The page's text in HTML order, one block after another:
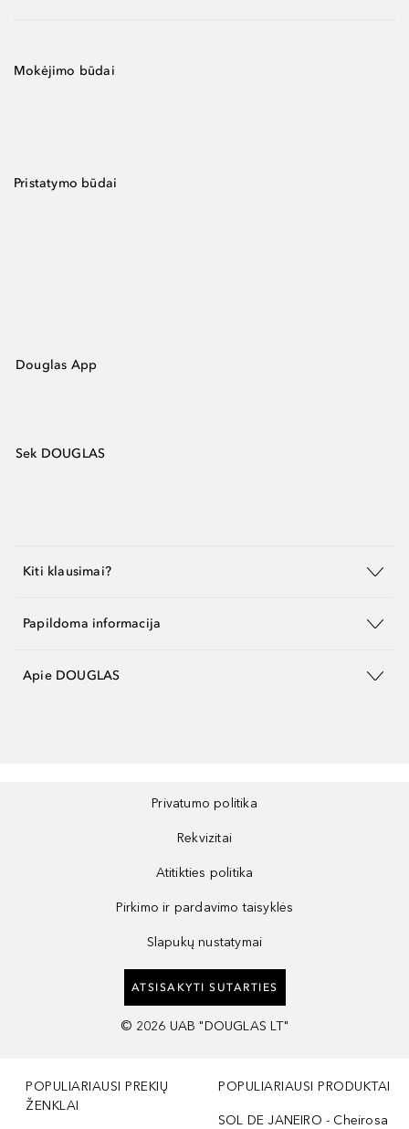
Mokėjimo būdai
Pristatymo būdai
Douglas App
Sek DOUGLAS
Kiti klausimai?
Papildoma informacija
Apie DOUGLAS
Privatumo politika
Rekvizitai
Atitikties politika
Pirkimo ir pardavimo taisyklės
Slapukų nustatymai
ATSISAKYTI SUTARTIES
© 2026 UAB "DOUGLAS LT"
POPULIARIAUSI PREKIŲ
ŽENKLAI
POPULIARIAUSI PRODUKTAI
SOL DE JANEIRO - Cheirosa